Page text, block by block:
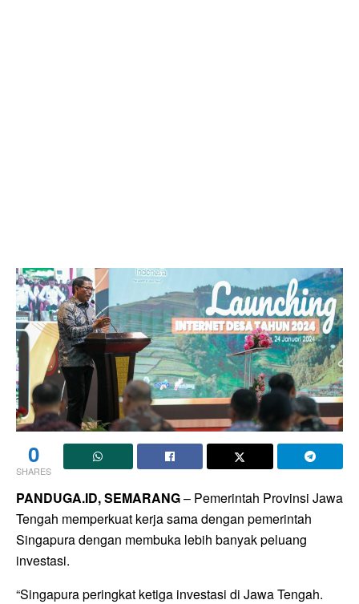
0
SHARES
PANDUGA.ID, SEMARANG– Pemerintah Provinsi Jawa
Tengah memperkuat kerja sama dengan pemerintah
Singapura dengan membuka lebih banyak peluang
investasi.
“Singapura peringkat ketiga investasi di Jawa Tengah.